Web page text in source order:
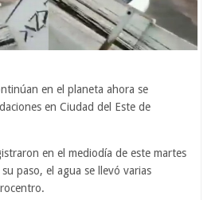
en el planeta ahora se
en Ciudad del Este de
en el mediodía de este martes
paso, el agua se llevó varias